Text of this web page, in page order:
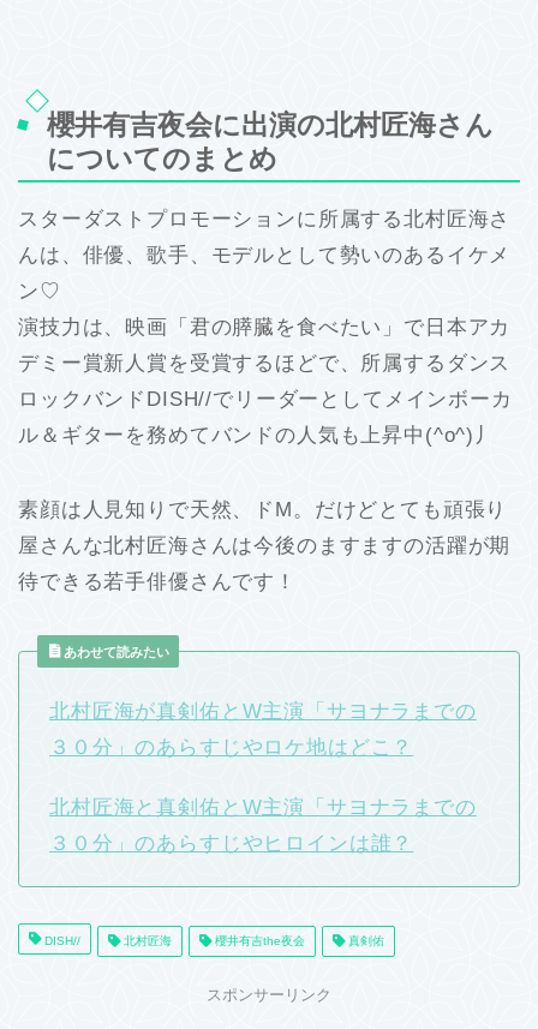
櫻井有吉夜会に出演の北村匠海さん
についてのまとめ
スターダストプロモーションに所属する北村匠海さ
んは、俳優、歌手、モデルとして勢いのあるイケメ
ン♡
演技力は、映画「君の膵臓を食べたい」で日本アカ
デミー賞新人賞を受賞するほどで、所属するダンス
ロックバンドDISH//でリーダーとしてメインボーカ
ル＆ギターを務めてバンドの人気も上昇中(^o^)丿
素顔は人見知りで天然、ドM。だけどとても頑張り
屋さんな北村匠海さんは今後のますますの活躍が期
待できる若手俳優さんです！
あわせて読みたい
北村匠海が真剣佑とW主演「サヨナラまでの
３０分」のあらすじやロケ地はどこ？
北村匠海と真剣佑とW主演「サヨナラまでの
３０分」のあらすじやヒロインは誰？
DISH// 北村匠海 櫻井有吉the夜会 真剣佑
スポンサーリンク